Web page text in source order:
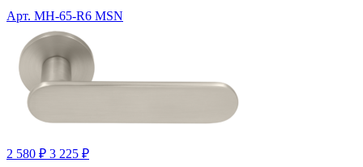
Арт. MH-65-R6 MSN
2 580 ₽ 3 225 ₽